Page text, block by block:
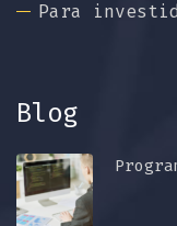
Para
Blog